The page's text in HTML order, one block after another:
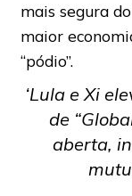
mais segura
maior
“pódio”.
‘Lula e Xi
de
aberta,